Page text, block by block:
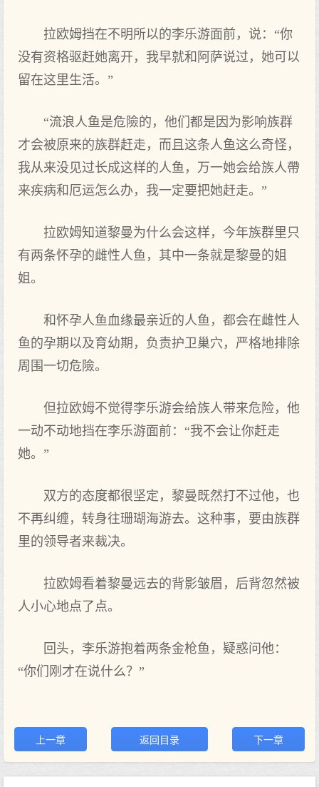
拉欧姆挡在不明所以的李乐游面‌前，说：“你‌
没有资格驱赶她离开，我早就和阿萨说过，她可‌以
留在这里生活。”
“流浪人鱼是危險的，他们都是因为影响族群
才会被原来的族群赶走，而且这条人鱼这么奇怪，
我从来没见过长成这样的人鱼，万一她会给族人帶
来疾病和厄运怎么办，我一定要把‌她赶走。”
拉欧姆知道黎曼为什么会这样，今年族群里只
有两条怀孕的雌性‌人鱼，其中一条就是黎曼的姐
姐。
和怀孕人鱼血缘最亲近的人鱼，都会在雌性‌人
鱼的孕期以及育幼期，负责护卫巢穴，严格地排除
周围一切危險。
但‌拉欧姆不觉得李乐游会给族人带来危险，他
一动不动地挡在李乐游面‌前：“我不会让你‌赶走
她。”
双方的态度都很坚定，黎曼既然打不过他，也
不再纠缠，转身往珊瑚海游去。这种事，要由族群
里的领导者来裁决。
拉欧姆看着黎曼远去的背影皱眉，后背忽然被
人小心地点了点。
回头，李乐游抱着两条金枪鱼，疑惑问他：
“你‌们刚才在说什么？”
上一章 返回目录 下一章